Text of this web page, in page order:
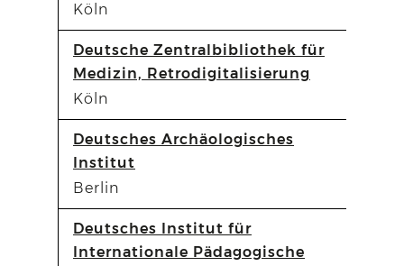
Köln
Deutsche Zentralbibliothek für
Medizin, Retrodigitalisierung
Köln
Deutsches Archäologisches
Institut
Berlin
Deutsches Institut für
Internationale Pädagogische